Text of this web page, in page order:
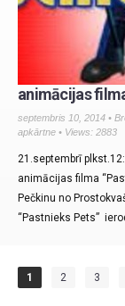
animācijas
septembris 10, 2014 •
apkārtne • Views: 2883
21.septembrī
animācijas filma
Pečkinu no
“Pastnieks Pets”
1 2 3